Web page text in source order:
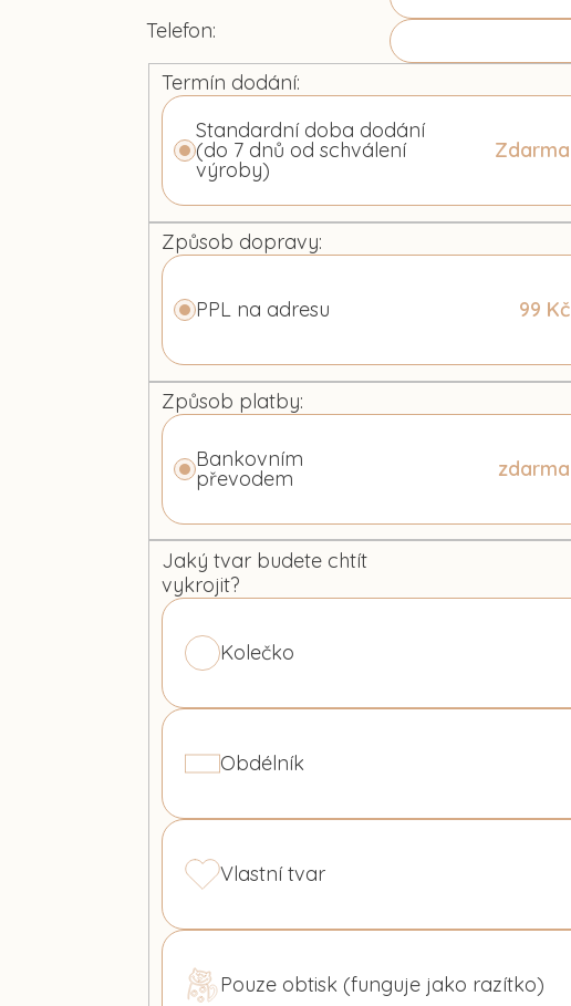
Telefon:
Termín dodání:
Standardní doba dodání
(do 7 dnů od schválení
výroby)
Zdarma
Způsob dopravy:
PPL na adresu 99 Kč
Způsob platby:
Bankovním
převodem zdarma
Jaký tvar budete chtít
vykrojit?
Kolečko
Obdélník
Vlastní tvar
Pouze obtisk (funguje jako razítko)